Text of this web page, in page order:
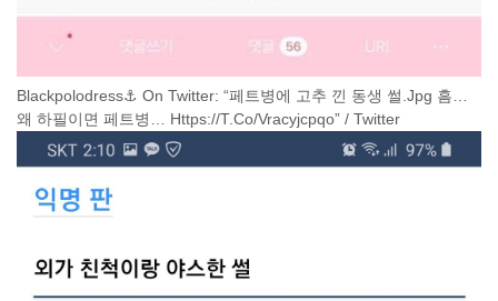
Blackpolodress⚓️ On Twitter: “페트병에 고추 낀 동생 썰.Jpg 흠…
왜 하필이면 페트병… Https://T.Co/Vracyjcpqo” / Twitter